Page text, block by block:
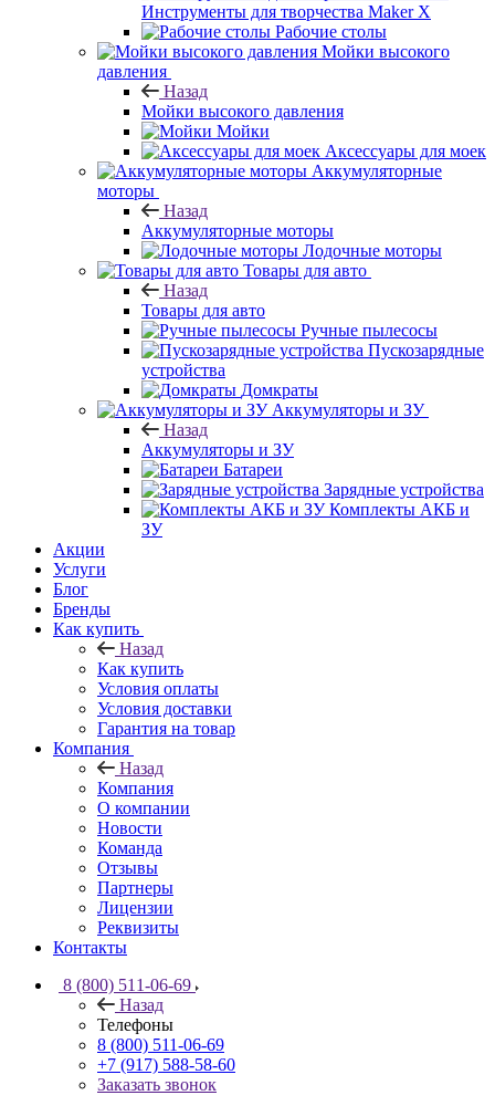
Инструменты для творчества Maker X
Рабочие столы
Мойки высокого
давления
Назад
Мойки высокого давления
Мойки
Аксессуары для моек
Аккумуляторные
моторы
Назад
Аккумуляторные моторы
Лодочные моторы
Товары для авто
Назад
Товары для авто
Ручные пылесосы
Пускозарядные
устройства
Домкраты
Аккумуляторы и ЗУ
Назад
Аккумуляторы и ЗУ
Батареи
Зарядные устройства
Комплекты АКБ и
ЗУ
Акции
Услуги
Блог
Бренды
Как купить
Назад
Как купить
Условия оплаты
Условия доставки
Гарантия на товар
Компания
Назад
Компания
О компании
Новости
Команда
Отзывы
Партнеры
Лицензии
Реквизиты
Контакты
8 (800) 511-06-69
Назад
Телефоны
8 (800) 511-06-69
+7 (917) 588-58-60
Заказать звонок